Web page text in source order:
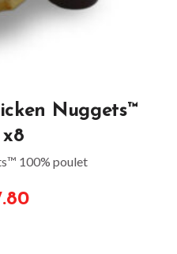
Nuggets™
x8
100% poulet